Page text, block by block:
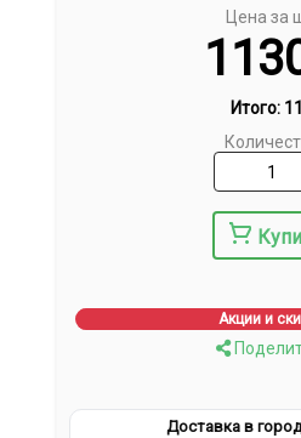
Цена за
Итого:
Акции и
Доставка в